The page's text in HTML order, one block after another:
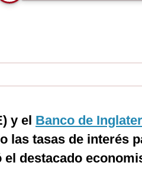
y el Banco de
las tasas de interés
destacado